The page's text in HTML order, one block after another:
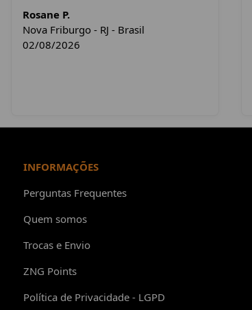
Rosane P.
Nova Friburgo - RJ - Brasil
02/08/2026
INFORMAÇÕES
Perguntas Frequentes
Quem somos
Trocas e Envio
ZNG Points
Política de Privacidade - LGPD